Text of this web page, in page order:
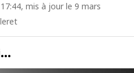
mis à jour le 9 mars